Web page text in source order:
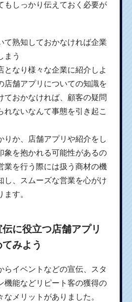
もしっかり伝えておく必要が
て熟知しておかなければ企業
まう
となり様々な企業に紹介しよ
店舗アプリについての知識を
ておかなければ、顧客の疑問
れないなんて事態を引き起こ
りか、店舗アプリや紹介をし
象を抱かれる可能性があるの
業を行う際には扱う商材の機
し、スムーズな営業を心がけ
す。
に役立つ店舗アプリ
みよう
らイベントなどの宣伝、スタ
機能などリピート客の獲得の
なメリットがありました。